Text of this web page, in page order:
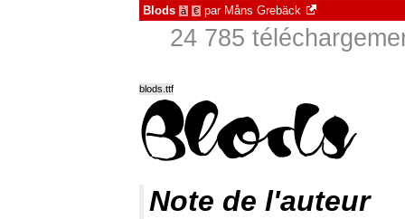
Blods à € par Måns Grebäck
24 785
blods.ttf
Note de l'auteur